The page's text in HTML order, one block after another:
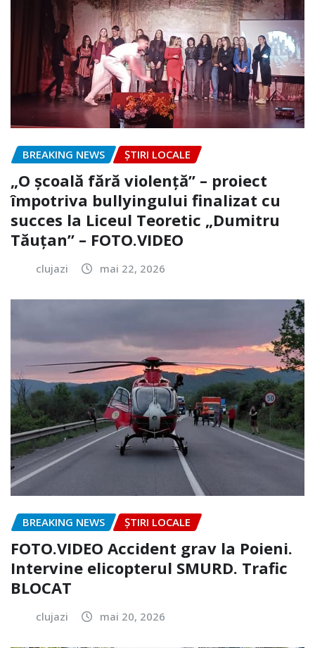
BREAKING NEWS ȘTIRI LOCALE
„O școală fără violență” – proiect
împotriva bullyingului finalizat cu
succes la Liceul Teoretic „Dumitru
Tăuțan” – FOTO.VIDEO
clujazi mai 22, 2026
BREAKING NEWS ȘTIRI LOCALE
FOTO.VIDEO Accident grav la Poieni.
Intervine elicopterul SMURD. Trafic
BLOCAT
clujazi mai 20, 2026